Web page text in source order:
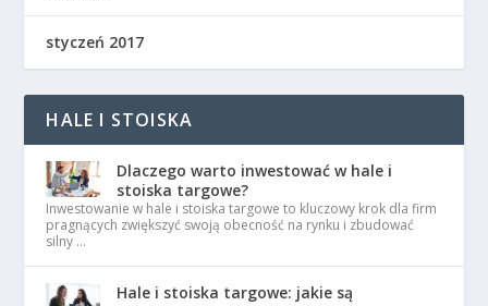
styczeń 2017
HALE I STOISKA
Dlaczego warto inwestować w hale i
stoiska targowe?
Inwestowanie w hale i stoiska targowe to kluczowy krok dla firm
pragnących zwiększyć swoją obecność na rynku i zbudować
silny …
Hale i stoiska targowe: jakie są